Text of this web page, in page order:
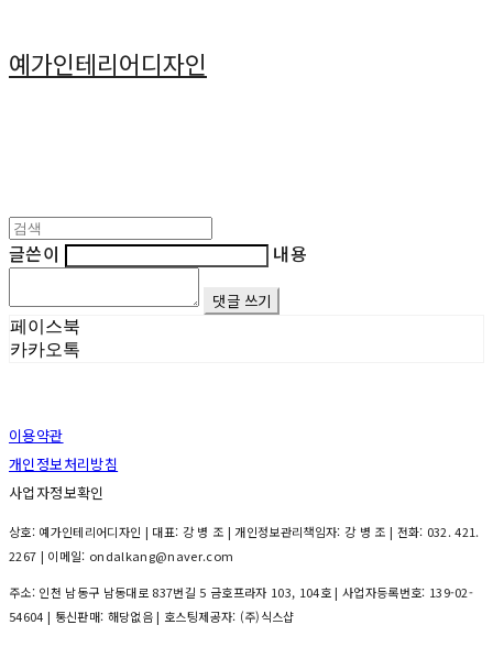
예가인테리어디자인
글쓴이 내용
댓글 쓰기
페이스북
카카오톡
이용약관
개인정보처리방침
사업자정보확인
상호: 예가인테리어디자인 | 대표: 강 병 조 | 개인정보관리책임자: 강 병 조 | 전화: 032. 421.
2267 | 이메일: ondalkang@naver.com
주소: 인천 남동구 남동대로 837번길 5 금호프라자 103, 104호 | 사업자등록번호: 139-02-
54604 | 통신판매: 해당없음| 호스팅제공자: (주)식스샵